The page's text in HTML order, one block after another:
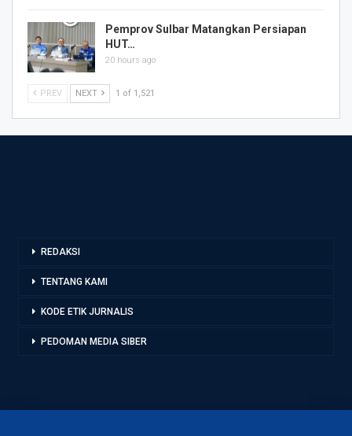
Pemprov Sulbar Matangkan Persiapan
HUT…
20 hours ago
PREV NEXT 1 of 1,521
REDAKSI
TENTANG KAMI
KODE ETIK JURNALIS
PEDOMAN MEDIA SIBER